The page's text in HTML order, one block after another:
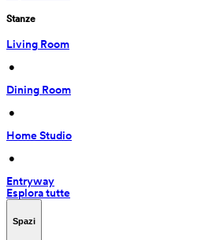
Stanze
Living Room
•
Dining Room
•
Home Studio
•
Entryway
Esplora tutte
Spazi